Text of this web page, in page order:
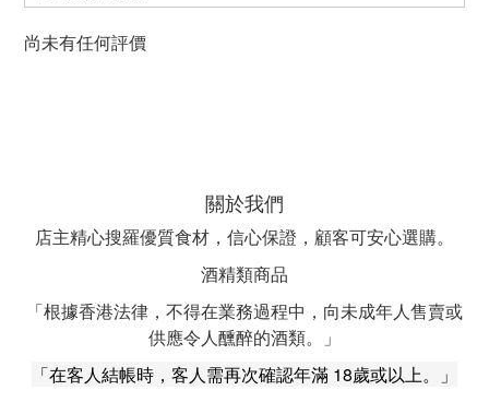
尚未有任何評價
關於我們
店主精心搜羅優質食材，信心保證，顧客可安心選購。
酒精類商品
「根據香港法律，不得在業務過程中，向未成年人售賣或
供應令人醺醉的酒類。」
「在客人結帳時，客人需再次確認年滿 18歲或以上。」